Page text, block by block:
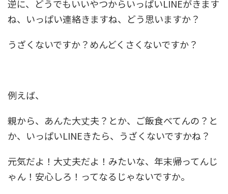
逆に、どうでもいいやつからいっぱいLINEがきます
ね、いっぱい連絡きますね、どう思いますか？
うざくないですか？めんどくさくないですか？
例えば、
親から、あんた大丈夫？とか、ご飯食べてんの？と
か、いっぱいLINEきたら、うざくないですかね？
元気だよ！大丈夫だよ！みたいな、年末帰ってんじ
ゃん！安心しろ！ってなるじゃないですか。